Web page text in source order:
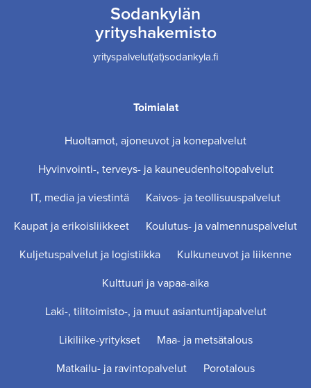
Sodankylän
yrityshakemisto
yrityspalvelut(at)sodankyla.fi
Toimialat
Huoltamot, ajoneuvot ja konepalvelut
Hyvinvointi-, terveys- ja kauneudenhoitopalvelut
IT, media ja viestintä
Kaivos- ja teollisuuspalvelut
Kaupat ja erikoisliikkeet
Koulutus- ja valmennuspalvelut
Kuljetuspalvelut ja logistiikka
Kulkuneuvot ja liikenne
Kulttuuri ja vapaa-aika
Laki-, tilitoimisto-, ja muut asiantuntijapalvelut
Likiliike-yritykset
Maa- ja metsätalous
Matkailu- ja ravintopalvelut
Porotalous